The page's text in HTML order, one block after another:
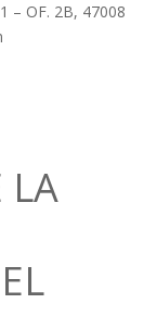
– OF. 2B, 47008
LA